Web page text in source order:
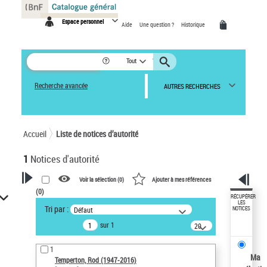
Espace personnel Aide Une question ? Historique
Tout
Recherche avancée AUTRES RECHERCHES
Accueil Liste de notices d’autorité
1 Notices d'autorité
VOTRE RECHERCHE
Recherche avancée dans les
notices d’autorité
Œuvres liées à l'auteur :
Temperton, Rod (1947-2016)
Voir la sélection (0) Ajouter à mes références
(0)
Tri par : Défaut
sur 1
20
résultats/page
1
Temperton, Rod (1947-2016)
RÉCUPÉRER
LES
NOTICES
Ma
Panneau de gestion des cookies